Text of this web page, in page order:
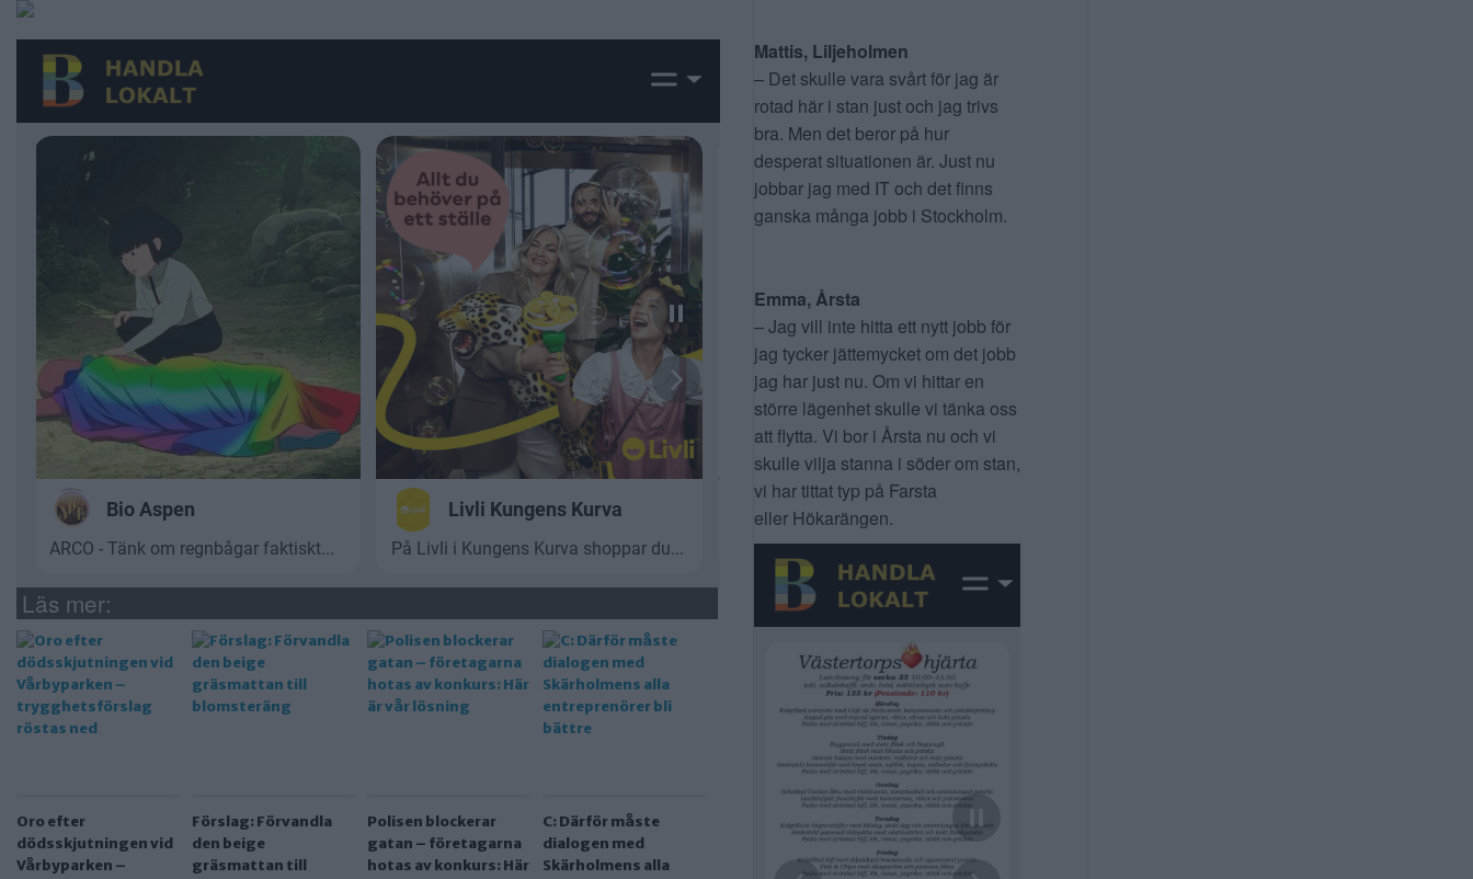
Läs mer:
Oro efter
dödsskjutningen vid
Vårbyparken –
Förslag: Förvandla
den beige
gräsmattan till
Polisen blockerar
gatan – företagarna
hotas av konkurs: Här
C: Därför måste
dialogen med
Skärholmens alla
Mattis, Liljeholmen
– Det skulle vara svårt för jag är
rotad här i stan just och jag trivs
bra. Men det beror på hur
desperat situationen är. Just nu
jobbar jag med IT och det finns
ganska många jobb i Stockholm.
Emma, Årsta
– Jag vill inte hitta ett nytt jobb för
jag tycker jättemycket om det jobb
jag har just nu. Om vi hittar en
större lägenhet skulle vi tänka oss
att flytta. Vi bor i Årsta nu och vi
skulle vilja stanna i söder om stan,
vi har tittat typ på Farsta
eller Hökarängen.